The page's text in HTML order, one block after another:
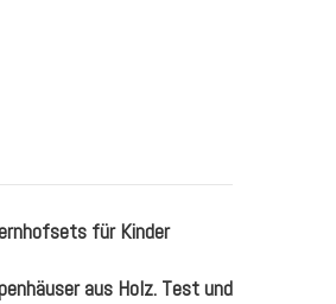
für Kinder
aus Holz. Test und